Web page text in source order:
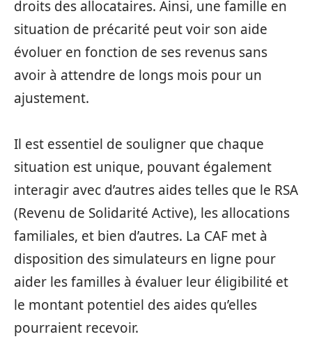
droits des allocataires. Ainsi, une famille en
situation de précarité peut voir son aide
évoluer en fonction de ses revenus sans
avoir à attendre de longs mois pour un
ajustement.
Il est essentiel de souligner que chaque
situation est unique, pouvant également
interagir avec d’autres aides telles que le RSA
(Revenu de Solidarité Active), les allocations
familiales, et bien d’autres. La CAF met à
disposition des simulateurs en ligne pour
aider les familles à évaluer leur éligibilité et
le montant potentiel des aides qu’elles
pourraient recevoir.